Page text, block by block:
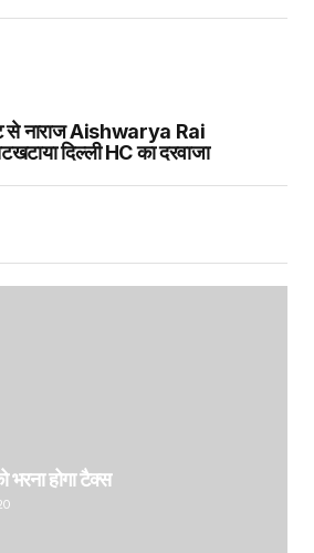
नाराज Aishwarya Rai
दिल्ली HC का दरवाजा
होगा टैक्स